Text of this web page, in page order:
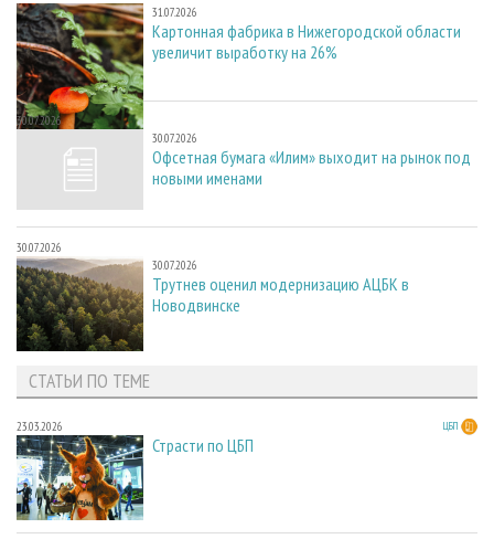
31.07.2026
Картонная фабрика в Нижегородской области
увеличит выработку на 26%
30.07.2026
30.07.2026
Офсетная бумага «Илим» выходит на рынок под
новыми именами
30.07.2026
30.07.2026
Трутнев оценил модернизацию АЦБК в
Новодвинске
СТАТЬИ ПО ТЕМЕ
23.03.2026 ЦБП
Страсти по ЦБП